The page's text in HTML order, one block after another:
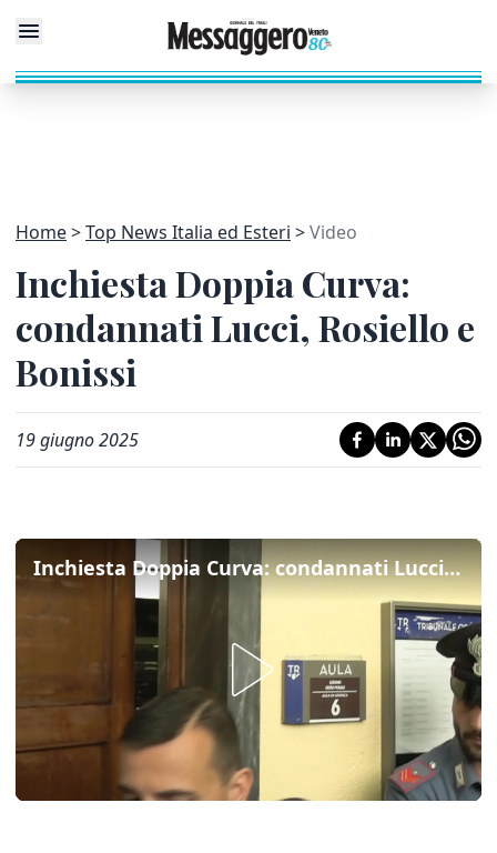
Home Top News Italia ed Esteri Video
Inchiesta Doppia Curva:
condannati Lucci, Rosiello e
Bonissi
19 giugno 2025
Inchiesta Doppia Curva: condannati Lucci, Rosiello e Bonissi